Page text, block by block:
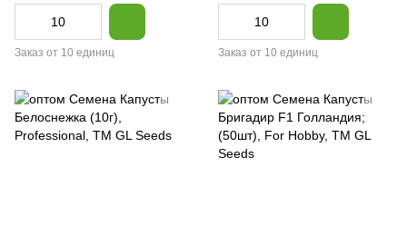
Заказ от 10 единиц Заказ от 10 единиц